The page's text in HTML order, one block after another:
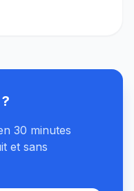
30 minutes
et sans